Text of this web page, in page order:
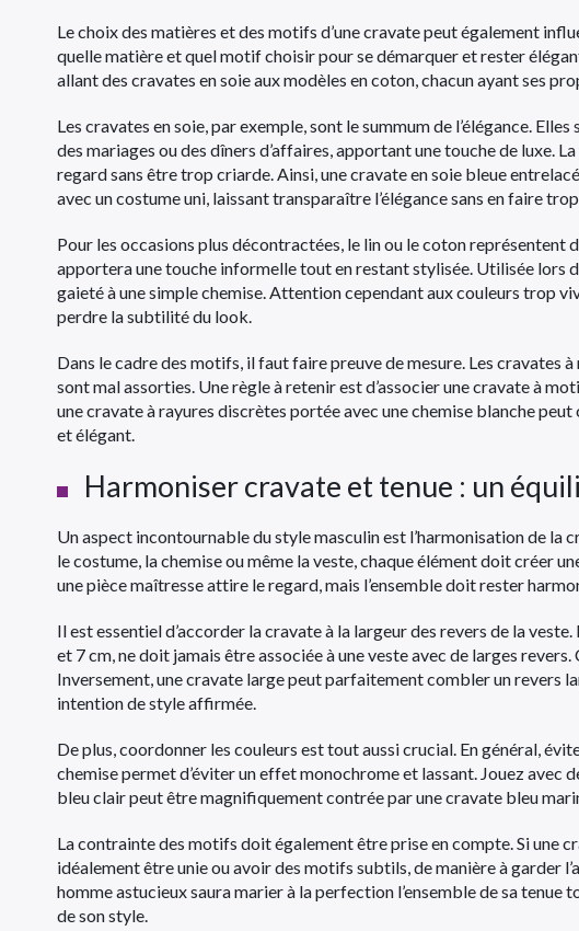
Le choix des matières et des motifs d’une cravate peut également
quelle matière et quel motif choisir pour se démarquer et rester
allant des cravates en soie aux modèles en coton, chacun ayant ses
Les cravates en soie, par exemple, sont le summum de l’élégance.
des mariages ou des dîners d’affaires, apportant une touche de luxe.
regard sans être trop criarde. Ainsi, une cravate en soie bleue
avec un costume uni, laissant transparaître l’élégance sans en faire
Pour les occasions plus décontractées, le lin ou le coton représentent
apportera une touche informelle tout en restant stylisée. Utilisée lors
gaieté à une simple chemise. Attention cependant aux couleurs trop
perdre la subtilité du look.
Dans le cadre des motifs, il faut faire preuve de mesure. Les
sont mal assorties. Une règle à retenir est d’associer une cravate à
une cravate à rayures discrètes portée avec une chemise blanche
et élégant.
Harmoniser cravate et tenue : un
Un aspect incontournable du style masculin est l’harmonisation de la
le costume, la chemise ou même la veste, chaque élément doit créer
une pièce maîtresse attire le regard, mais l’ensemble doit rester
Il est essentiel d’accorder la cravate à la largeur des revers de la
et 7 cm, ne doit jamais être associée à une veste avec de larges
Inversement, une cravate large peut parfaitement combler un revers
intention de style affirmée.
De plus, coordonner les couleurs est tout aussi crucial. En général,
chemise permet d’éviter un effet monochrome et lassant. Jouez avec
bleu clair peut être magnifiquement contrée par une cravate bleu
La contrainte des motifs doit également être prise en compte. Si une
idéalement être unie ou avoir des motifs subtils, de manière à garder
homme astucieux saura marier à la perfection l’ensemble de sa
de son style.